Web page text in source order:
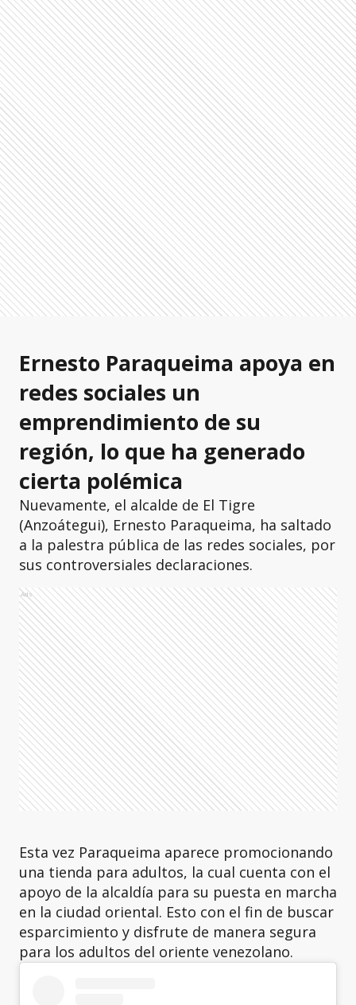
Ernesto Paraqueima apoya en
redes sociales un
emprendimiento de su
región, lo que ha generado
cierta polémica
Nuevamente, el alcalde de El Tigre
(Anzoátegui), Ernesto Paraqueima, ha saltado
a la palestra pública de las redes sociales, por
sus controversiales declaraciones.
Ads
Esta vez Paraqueima aparece promocionando
una tienda para adultos, la cual cuenta con el
apoyo de la alcaldía para su puesta en marcha
en la ciudad oriental. Esto con el fin de buscar
esparcimiento y disfrute de manera segura
para los adultos del oriente venezolano.